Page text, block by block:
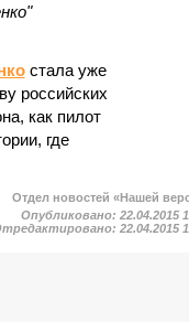
стала уже
российских
как пилот
где
Отдел новостей «Нашей
Опубликовано:22.04.2015
22.04.2015